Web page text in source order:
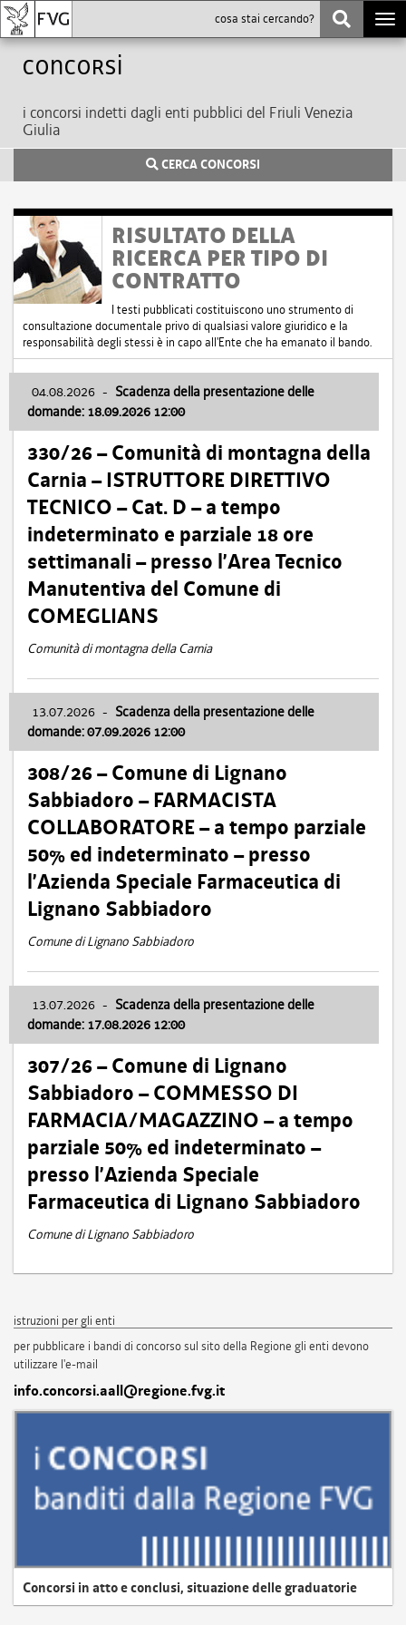
Concorsi
i concorsi indetti dagli enti pubblici del Friuli Venezia
Giulia
CERCA CONCORSI
RISULTATO DELLA
RICERCA PER TIPO DI
CONTRATTO
I testi pubblicati costituiscono uno strumento di
consultazione documentale privo di qualsiasi valore giuridico e la
responsabilità degli stessi è in capo all'Ente che ha emanato il bando.
04.08.2026 - Scadenza della presentazione delle
domande: 18.09.2026 12:00
330/26 – Comunità di montagna della
Carnia – ISTRUTTORE DIRETTIVO
TECNICO – Cat. D – a tempo
indeterminato e parziale 18 ore
settimanali – presso l’Area Tecnico
Manutentiva del Comune di
COMEGLIANS
Comunità di montagna della Carnia
13.07.2026 - Scadenza della presentazione delle
domande: 07.09.2026 12:00
308/26 – Comune di Lignano
Sabbiadoro – FARMACISTA
COLLABORATORE – a tempo parziale
50% ed indeterminato – presso
l’Azienda Speciale Farmaceutica di
Lignano Sabbiadoro
Comune di Lignano Sabbiadoro
13.07.2026 - Scadenza della presentazione delle
domande: 17.08.2026 12:00
307/26 – Comune di Lignano
Sabbiadoro – COMMESSO DI
FARMACIA/MAGAZZINO – a tempo
parziale 50% ed indeterminato –
presso l’Azienda Speciale
Farmaceutica di Lignano Sabbiadoro
Comune di Lignano Sabbiadoro
istruzioni per gli enti
per pubblicare i bandi di concorso sul sito della Regione gli enti devono
utilizzare l'e-mail
info.concorsi.aall@regione.fvg.it
Concorsi in atto e conclusi, situazione delle graduatorie